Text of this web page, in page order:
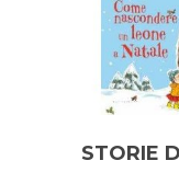
STORIE